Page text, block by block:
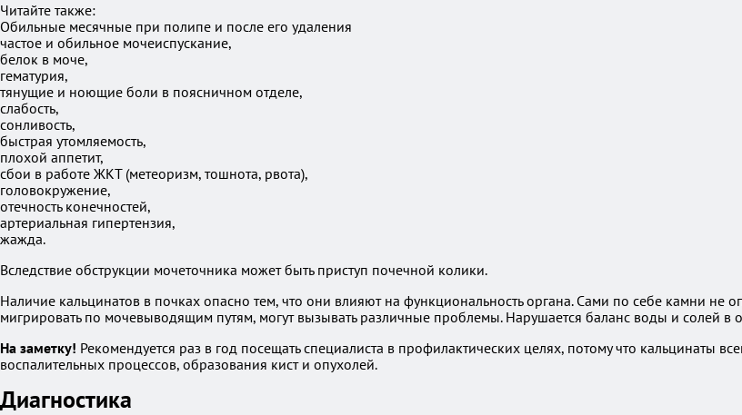
Читайте также:
Обильные месячные при полипе и после его удаления
частое и обильное мочеиспускание,
белок в моче,
гематурия,
тянущие и ноющие боли в поясничном отделе,
слабость,
сонливость,
быстрая утомляемость,
плохой аппетит,
сбои в работе ЖКТ (метеоризм, тошнота, рвота),
головокружение,
отечность конечностей,
артериальная гипертензия,
жажда.
Вследствие обструкции мочеточника может быть приступ почечной колики.
Наличие кальцинатов в почках опасно тем, что они влияют на функциональность органа. Сами по себе камни
мигрировать по мочевыводящим путям, могут вызывать различные проблемы. Нарушается баланс воды и солей в
На заметку! Рекомендуется раз в год посещать специалиста в профилактических целях, потому что кальцинаты
воспалительных процессов, образования кист и опухолей.
Диагностика